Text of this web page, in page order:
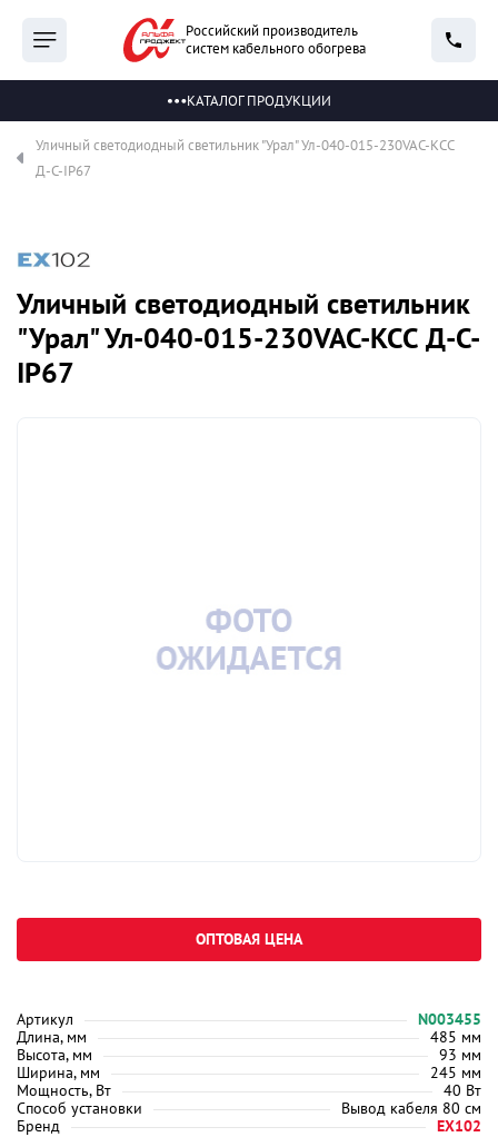
Российский производитель
систем кабельного обогрева
КАТАЛОГ ПРОДУКЦИИ
Уличный светодиодный светильник "Урал" Ул-040-015-230VAC-КСС
Д-С-IP67
Уличный светодиодный светильник
"Урал" Ул-040-015-230VAC-КСС Д-С-
IP67
Артикул
N003455
Длина, мм
485 мм
Высота, мм
93 мм
Ширина, мм
245 мм
Мощность, Вт
40 Вт
Способ установки
Вывод кабеля 80 см
Бренд
EX102
ОПТОВАЯ ЦЕНА